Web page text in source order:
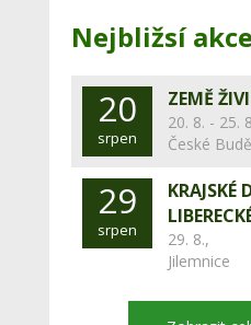
Nejbližsí akce
20
srpen
ZEMĚ
20. 8. - 25.
České
29
srpen
KRAJSKÉ
29. 8.,
Jilemnice